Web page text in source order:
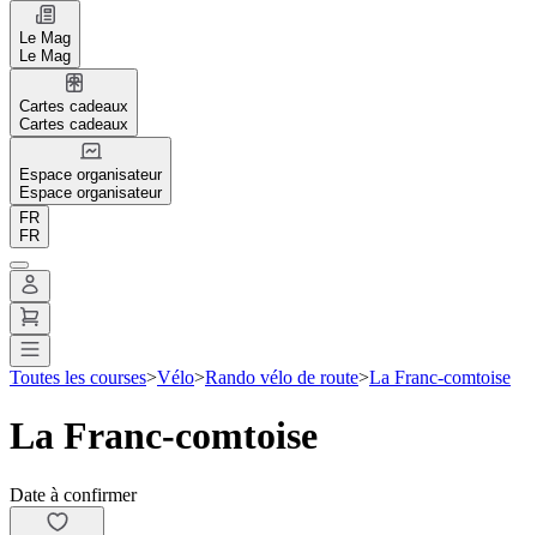
Le Mag
Le Mag
Cartes cadeaux
Cartes cadeaux
Espace organisateur
Espace organisateur
FR
FR
Toutes les courses>Vélo>Rando vélo de route>La Franc-comtoise
La Franc-comtoise
Date à confirmer